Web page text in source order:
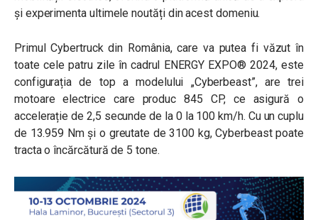
și experimenta ultimele noutăți din acest domeniu.
Primul Cybertruck din România, care va putea fi văzut în
toate cele patru zile în cadrul ENERGY EXPO® 2024, este
configurația de top a modelului „Cyberbeast”, are trei
motoare electrice care produc 845 CP, ce asigură o
accelerație de 2,5 secunde de la 0 la 100 km/h. Cu un cuplu
de 13.959 Nm și o greutate de 3100 kg, Cyberbeast poate
tracta o încărcătură de 5 tone.